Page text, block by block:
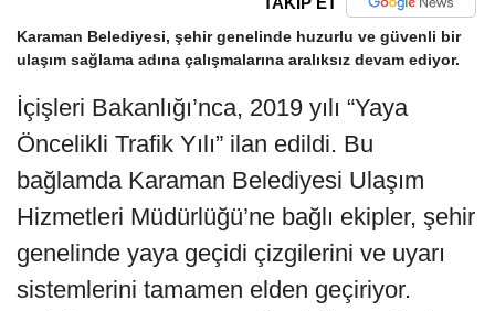
Karaman Belediyesi, şehir genelinde huzurlu ve güvenli bir
ulaşım sağlama adına çalışmalarına aralıksız devam ediyor.
İçişleri Bakanlığı’nca, 2019 yılı “Yaya
Öncelikli Trafik Yılı” ilan edildi. Bu
bağlamda Karaman Belediyesi Ulaşım
Hizmetleri Müdürlüğü’ne bağlı ekipler, şehir
genelinde yaya geçidi çizgilerini ve uyarı
sistemlerini tamamen elden geçiriyor.